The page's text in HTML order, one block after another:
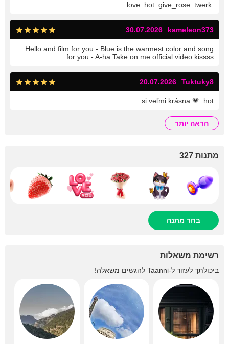
:love :hot :give_rose :twerk
kameleon373
30.07.2026
Hello and film for you - Blue is the warmest color and song
for you - A-ha Take on me official video kissss
Tuktuky8
20.07.2026
si veľmi krásna 💗 :hot
הראה יותר
מתנות 327
בחר מתנה
רשימת משאלות
ביכולתך לעזור ל-Taanni להגשים משאלה!